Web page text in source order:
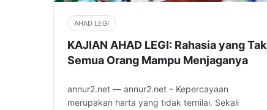
AHAD LEGI
KAJIAN AHAD LEGI: Rahasia yang Tak
Semua Orang Mampu Menjaganya
annur2.net — annur2.net – Kepercayaan
merupakan harta yang tidak ternilai. Sekali